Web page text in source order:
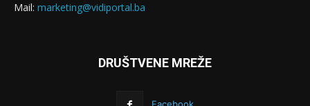
Mail: marketing@vidiportal.ba
DRUŠTVENE MREŽE